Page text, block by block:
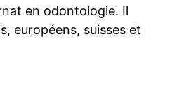
en odontologie. Il
européens, suisses et